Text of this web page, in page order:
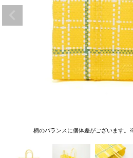
柄のバランスに個体差がございます。